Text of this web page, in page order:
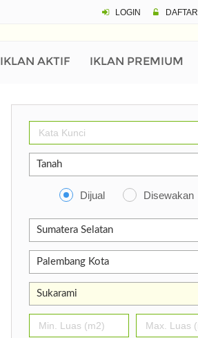
LOGIN DAFTAR
IKLAN AKTIF IKLAN PREMIUM
Dijual Disewakan